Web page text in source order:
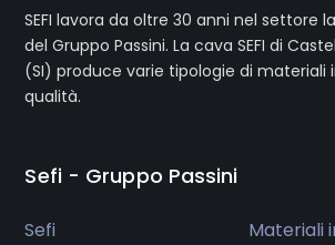
SEFI lavora da oltre 30 anni nel settore
del Gruppo Passini. La cava SEFI di
(SI) produce varie tipologie di materiali
qualità.
Sefi - Gruppo Passini
Sefi
Materiali